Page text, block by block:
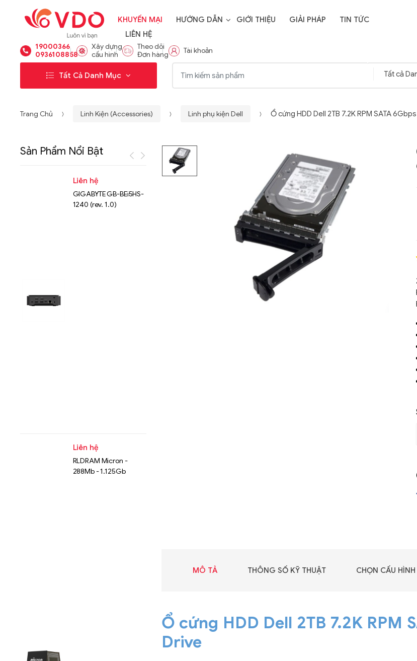
KHUYẾN MẠI HƯỚNG DẪN GIỚI THIỆU GIẢI PHÁP
TIN TỨC
LIÊN HỆ
19000366
0936108858
Xây dựng
cấu hình
Theo dõi
Đơn hàng
Tài khoản
Tất Cả Danh Mục
Trang Chủ Linh Kiện (Accessories) Linh phụ kiện Dell Ổ cứng HDD Dell 2TB 7.2K RPM SATA
MÔ TẢ THÔNG SỐ KỸ THUẬT CHỌN CẤU HÌNH
Ổ cứng HDD Dell 2TB 7.2K RPM
Drive
Sản Phẩm Nổi Bật
Liên hệ
GIGABYTE GB-BEi5HS-
1240 (rev. 1.0)
Liên hệ
RLDRAM Micron -
288Mb - 1.125Gb
NVMe™ SSD Storage
Liên hệ
Liên hệ
GIGABYTE G593-ZD1
(rev. AAX1)